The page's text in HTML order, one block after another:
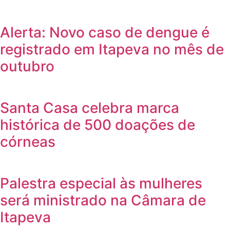
Alerta: Novo caso de dengue é
registrado em Itapeva no mês de
outubro
Santa Casa celebra marca
histórica de 500 doações de
córneas
Palestra especial às mulheres
será ministrado na Câmara de
Itapeva